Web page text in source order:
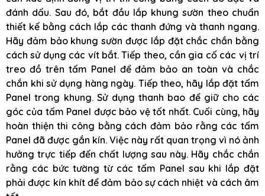
đánh dấu. Sau đó, bắt đầu lắp khung sườn theo chuẩn
thiết kế bằng cách lắp các thanh đứng và thanh ngang.
Hãy đảm bảo khung sườn được lắp đặt chắc chắn bằng
cách sử dụng các vít bắt. Tiếp theo, cần gia cố các vị trí
treo đồ trên tấm Panel để đảm bảo an toàn và chắc
chắn khi sử dụng hàng ngày. Tiếp theo, hãy lắp đặt tấm
Panel trong khung. Sử dụng thanh bao để giữ cho các
góc của tấm Panel được bảo vệ tốt nhất. Cuối cùng, hãy
hoàn thiện thi công bằng cách đảm bảo rằng các tấm
Panel đã được gắn kín. Việc này rất quan trọng vì nó ảnh
hưởng trực tiếp đến chất lượng sau này. Hãy chắc chắn
rằng các bức tường từ các tấm Panel sau khi lắp đặt
phải được kín khít để đảm bảo sự cách nhiệt và cách âm